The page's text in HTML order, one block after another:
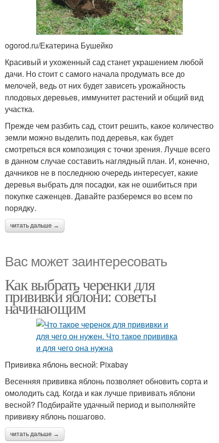
ogorod.ru/Екатерина Бушейко
Красивый и ухоженный сад станет украшением любой
дачи. Но стоит с самого начала продумать все до
мелочей, ведь от них будет зависеть урожайность
плодовых деревьев, иммунитет растений и общий вид
участка.
Прежде чем разбить сад, стоит решить, какое количество
земли можно выделить под деревья, как будет
смотреться вся композиция с точки зрения. Лучше всего
в данном случае составить наглядный план. И, конечно,
дачников не в последнюю очередь интересует, какие
деревья выбрать для посадки, как не ошибиться при
покупке саженцев. Давайте разберемся во всем по
порядку.
читать дальше →
Вас может заинтересовать
Как выбрать черенки для
прививки яблони: советы
начинающим
Прививка яблонь весной: Pixabay
Весенняя прививка яблонь позволяет обновить сорта и
омолодить сад. Когда и как лучше прививать яблони
весной? Подбирайте удачный период и выполняйте
прививку яблонь пошагово.
читать дальше →